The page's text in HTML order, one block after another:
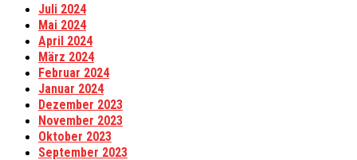
Juli 2024
Mai 2024
April 2024
März 2024
Februar 2024
Januar 2024
Dezember 2023
November 2023
Oktober 2023
September 2023